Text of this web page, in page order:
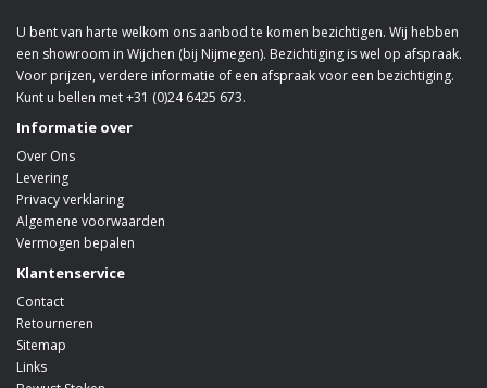
U bent van harte welkom ons aanbod te komen bezichtigen. Wij hebben
een showroom in Wijchen (bij Nijmegen). Bezichtiging is wel op afspraak.
Voor prijzen, verdere informatie of een afspraak voor een bezichtiging.
Kunt u bellen met +31 (0)24 6425 673.
Informatie over
Over Ons
Levering
Privacy verklaring
Algemene voorwaarden
Vermogen bepalen
Klantenservice
Contact
Retourneren
Sitemap
Links